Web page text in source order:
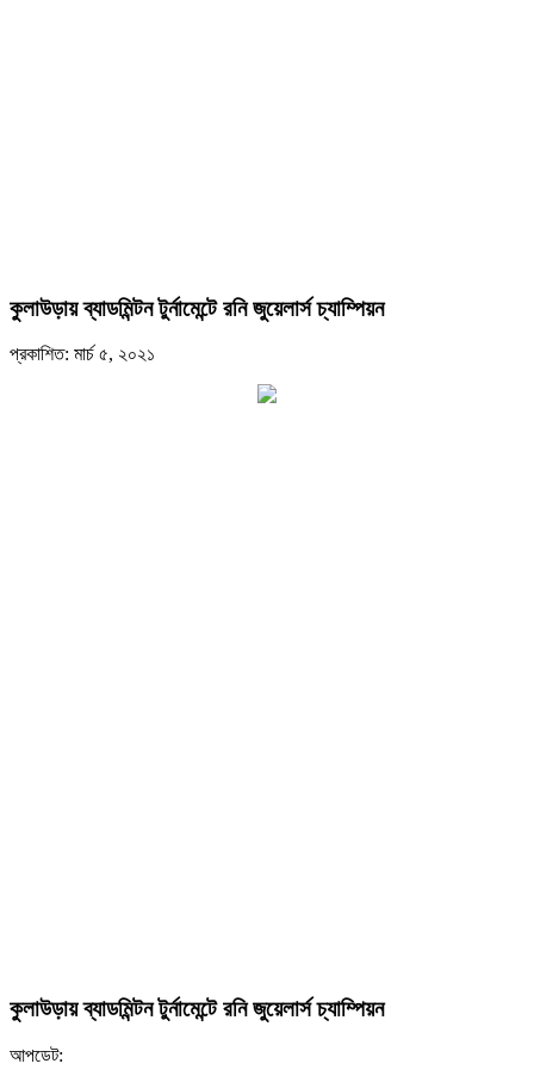
কুলাউড়ায় ব্যাডমিন্টন টুর্নামেন্টে রনি জুয়েলার্স চ্যাম্পিয়ন
প্রকাশিত: মার্চ ৫, ২০২১
কুলাউড়ায় ব্যাডমিন্টন টুর্নামেন্টে রনি জুয়েলার্স চ্যাম্পিয়ন
আপডেট: